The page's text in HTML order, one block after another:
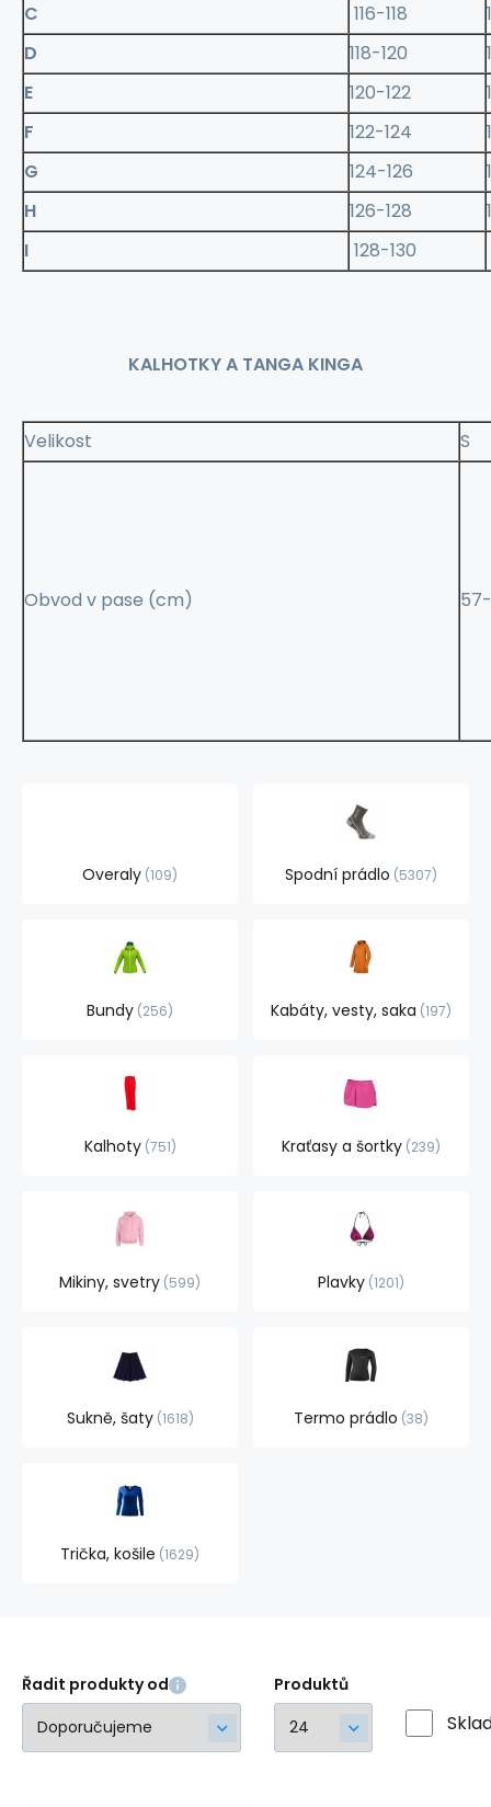
C
116-118
D
118-120
E
120-122
F
122-124
G
124-126
H
126-128
I
128-130
KALHOTKY A TANGA KINGA
Velikost S
Obvod v pase (cm)
Overaly 109 Spodní prádlo 5307
Bundy 256 Kabáty, vesty, saka 197
Kalhoty 751 Kraťasy a šortky 239
Mikiny, svetry 599 Plavky 1201
Sukně, šaty 1618 Termo prádlo 38
Trička, košile 1629
Řadit produkty od Produktů